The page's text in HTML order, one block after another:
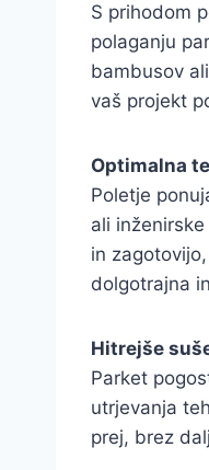
S prihodom
polaganju
bambusov
vaš projekt
Optimalna
Poletje
ali
in
dolgotrajna
Hitrejše
Parket
utrjevanja
prej, brez